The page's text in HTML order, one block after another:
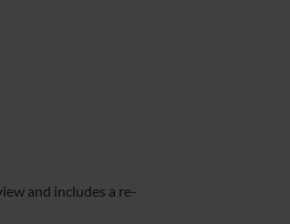
and includes a re-